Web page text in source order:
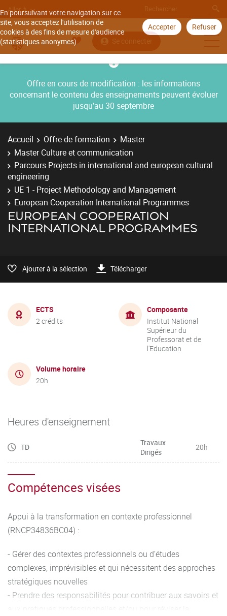
En poursuivant votre navigation sur ce
site, vous acceptez l'utilisation de
cookies à des fins de mesure d'audience
(statistiques anonymes).
Accepter Refuser
Aller à
Se connecter
Offre en cours de modification : les informations
concernant le contenu des enseignements peuvent évoluer
jusqu’au 30 septembre
Accueil Offre de formation
Master
Master Culture et communication
Parcours Projects in international and european cultural
engineering
UE 1 - Project Methodology and Management
European Cooperation International Programmes
EUROPEAN COOPERATION
INTERNATIONAL PROGRAMMES
Ajouter à la sélection Télécharger
ECTS
2 crédits
Composante
Institut National
Supérieur du
Professorat et de
l'Education
Volume horaire
20h
Heures d'enseignement
TD
Travaux
Dirigés
20h
Compétences visées
Appui à la transformation en contexte professionnel
(RNCP34836BC04) :
- Gérer des contextes professionnels ou d’études
complexes, imprévisibles et qui nécessitent des approches
stratégiques nouvelles
- Prendre des responsabilités pour contribuer aux savoirs et